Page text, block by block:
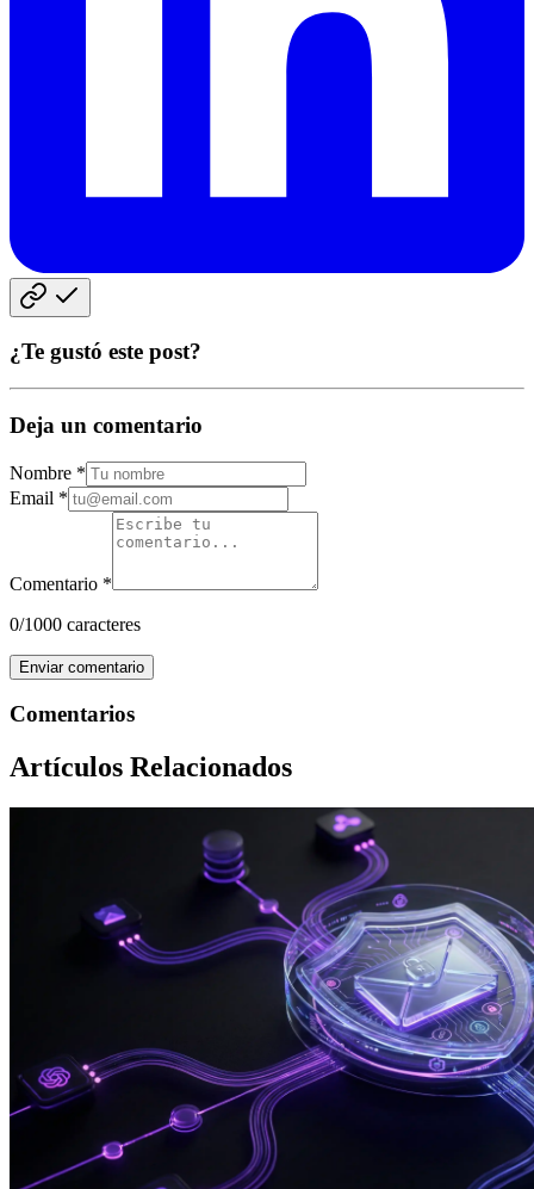
¿Te gustó este post?
Deja un comentario
Nombre *
Email *
Comentario *
0/1000 caracteres
Enviar comentario
Comentarios
Artículos Relacionados